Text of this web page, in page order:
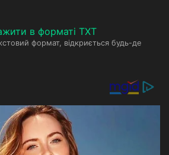
в форматі TXT
формат, відкриється будь-де